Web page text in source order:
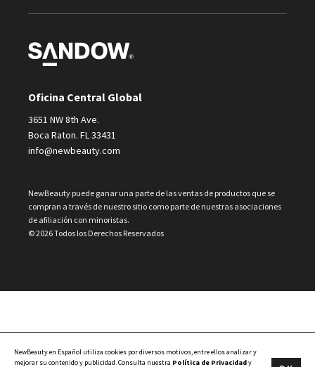
Oficina Central Global
3651 NW 8th Ave.
Boca Raton. FL 33431
info@newbeauty.com
NewBeauty puede ganar una parte de las ventas de productos que se
compran a través de nuestro sitio como parte de nuestras asociaciones
de afiliación con minoristas.
© 2026 Todos los Derechos Reservados
NewBeauty en Español utiliza cookies por diversos motivos, entre ellos analizar y
mejorar su contenido y publicidad. Consulta nuestra Política de Privacidady